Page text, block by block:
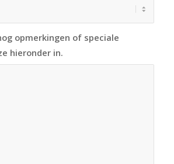
opmerkingen of speciale
hieronder in.